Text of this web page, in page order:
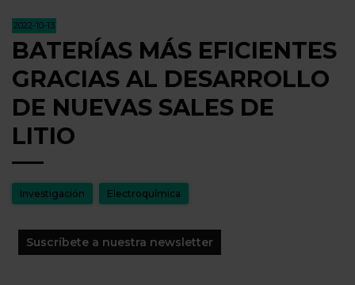
2022-10-13
BATERÍAS MÁS EFICIENTES
GRACIAS AL DESARROLLO
DE NUEVAS SALES DE
LITIO
Investigación Electroquímica
Suscríbete a nuestra newsletter